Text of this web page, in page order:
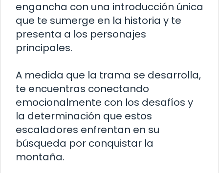
engancha con una introducción única
que te sumerge en la historia y te
presenta a los personajes
principales.
A medida que la trama se desarrolla,
te encuentras conectando
emocionalmente con los desafíos y
la determinación que estos
escaladores enfrentan en su
búsqueda por conquistar la
montaña.